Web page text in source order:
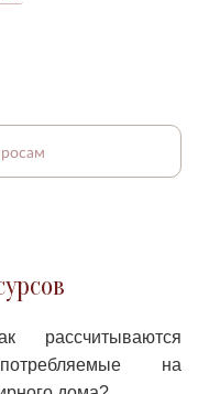
рассчитываются
на